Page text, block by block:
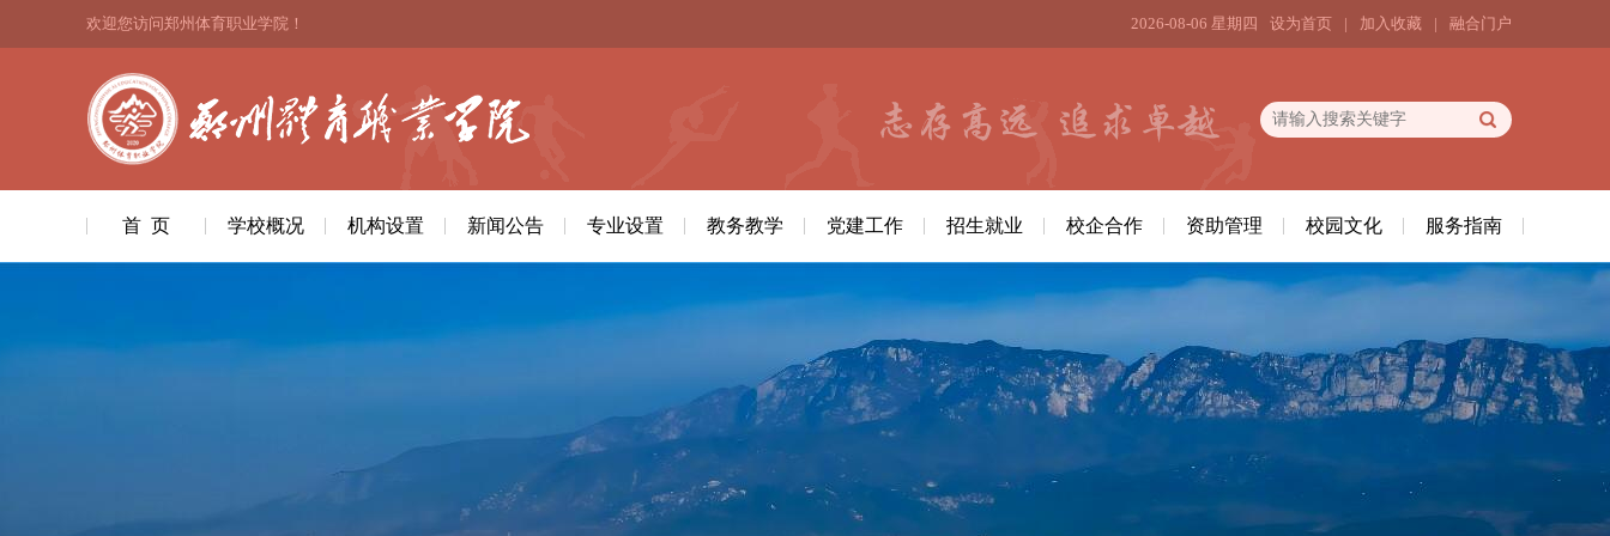
2026-08-06 星期四 设为首页 | 加入收藏 | 融合门户
欢迎您访问郑州体育职业学院！
首 页 学校概况 机构设置 新闻公告 专业设置 教务教学 党建工作 招生就业 校企合作 资助管理 校园文化 服务指南